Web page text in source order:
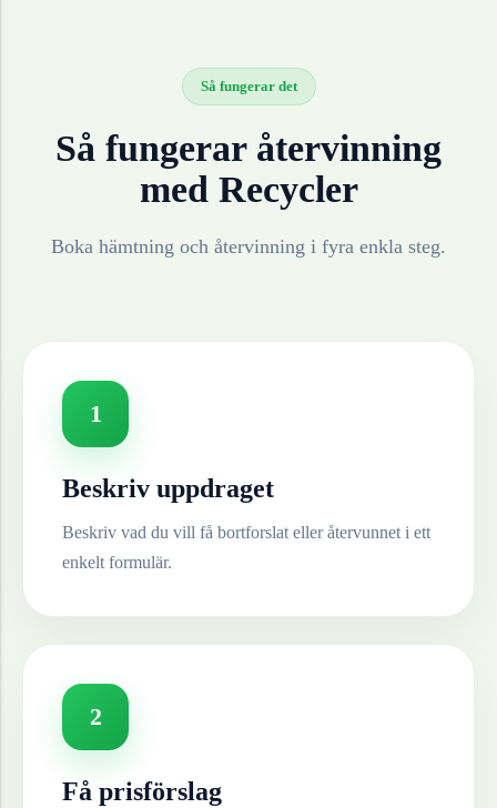
Så fungerar det
Så fungerar återvinning
med Recycler
Boka hämtning och återvinning i fyra enkla steg.
1
Beskriv uppdraget
Beskriv vad du vill få bortforslat eller återvunnet i ett
enkelt formulär.
2
Få prisförslag